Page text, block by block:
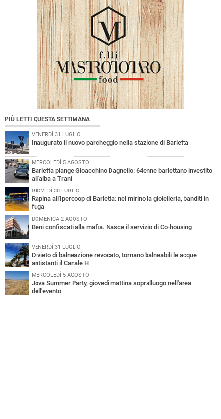
PIÙ LETTI QUESTA SETTIMANA
VENERDÌ 31 LUGLIO
Inaugurato il nuovo parcheggio nella stazione di Barletta
MERCOLEDÌ 5 AGOSTO
Barletta piange Gioacchino Dagnello: 64enne barlettano investito
all'alba a Trani
GIOVEDÌ 30 LUGLIO
Rapina all'Ipercoop di Barletta: nel mirino la gioielleria, banditi in
fuga
DOMENICA 2 AGOSTO
Beni confiscati alla mafia. Nasce il servizio di Co-housing
VENERDÌ 31 LUGLIO
Divieto di balneazione revocato, tornano balneabili le acque
antistanti il Canale H
MERCOLEDÌ 5 AGOSTO
Jova Summer Party, giovedì mattina sopralluogo nell'area
dell'evento